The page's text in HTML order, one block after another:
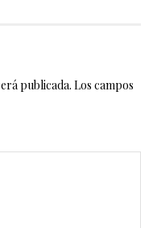
publicada. Los campos